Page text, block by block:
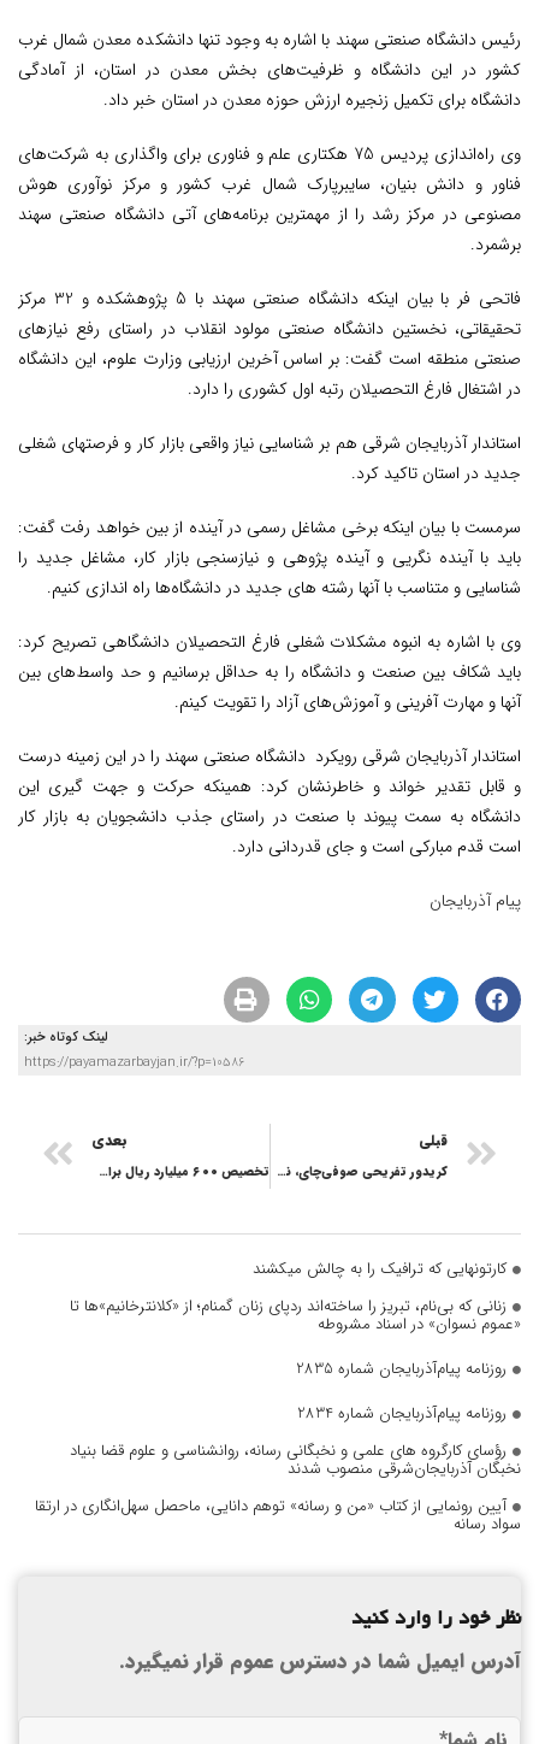
رئیس دانشگاه صنعتی سهند با اشاره به وجود تنها دانشکده معدن شمال غرب
کشور در این دانشگاه و ظرفیت‌های بخش معدن در استان، از آمادگی
دانشگاه برای تکمیل زنجیره ارزش حوزه معدن در استان خبر داد.
وی راه‌اندازی پردیس 75 هکتاری علم و فناوری برای واگذاری به شرکت‌های
فناور و دانش بنیان، سایبرپارک شمال غرب کشور و مرکز نوآوری هوش
مصنوعی در مرکز رشد را از مهمترین برنامه‌های آتی دانشگاه صنعتی سهند
برشمرد.
فاتحی فر با بیان اینکه دانشگاه صنعتی سهند با 5 پژوهشکده و 32 مرکز
تحقیقاتی، نخستین دانشگاه صنعتی مولود انقلاب در راستای رفع نیازهای
صنعتی منطقه است گفت: بر اساس آخرین ارزیابی وزارت علوم، این دانشگاه
در اشتغال فارغ التحصیلان رتبه اول کشوری را دارد.
استاندار آذربایجان شرقی هم بر شناسایی نیاز واقعی بازار کار و فرصتهای شغلی
جدید در استان تاکید کرد.
سرمست با بیان اینکه برخی مشاغل رسمی در آینده از بین خواهد رفت گفت:
باید با آینده نگریی و آینده پژوهی و نیازسنجی بازار کار، مشاغل جدید را
شناسایی و متناسب با آنها رشته های جدید در دانشگاه‌ها راه اندازی کنیم.
وی با اشاره به انبوه مشکلات شغلی فارغ التحصیلان دانشگاهی تصریح کرد:
باید شکاف بین صنعت و دانشگاه را به حداقل برسانیم و حد واسط‌های بین
آنها و مهارت آفرینی و آموزش‌های آزاد را تقویت کینم.
استاندار آذربایجان شرقی رویکرد دانشگاه صنعتی سهند را در این زمینه درست
و قابل تقدیر خواند و خاطرنشان کرد: همینکه حرکت و جهت گیری این
دانشگاه به سمت پیوند با صنعت در راستای جذب دانشجویان به بازار کار
است قدم مبارکی است و جای قدردانی دارد.
پیام آذربایجان
لینک کوتاه خبر:
https://payamazarbayjan.ir/?p=10586
قبلی
کریدور تفریحی صوفی‌چای، نسخه شهرداری برای درمان گردشگری مراغه
بعدی
تخصیص ۶۰۰ میلیارد ریال برای توسعه راههای مراغه
کارتونهایی که ترافیک را به چالش میکشند
زنانی که بی‌نام، تبریز را ساخته‌اند ردپای زنان گمنام؛ از «کلانترخانیم»ها تا
«عموم نسوان» در اسناد مشروطه
روزنامه پیام‌آذربایجان شماره 2835
روزنامه پیام‌آذربایجان شماره 2834
رؤسای کارگروه های علمی و نخبگانی رسانه، روانشناسی و علوم قضا بنیاد
نخبگان آذربایجان‌شرقی منصوب شدند
آیین رونمایی از کتاب «من و رسانه» توهم دانایی، ماحصل سهل‌انگاری در ارتقا
سواد رسانه
نظر خود را وارد کنید
آدرس ایمیل شما در دسترس عموم قرار نمیگیرد.